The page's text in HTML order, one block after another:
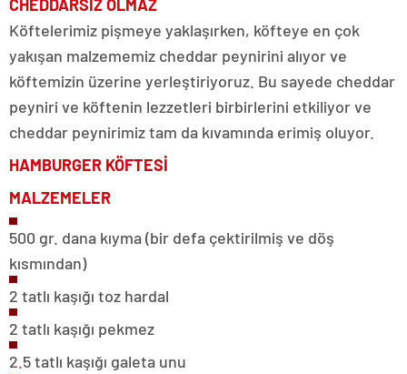
CHEDDARSIZ OLMAZ
Köftelerimiz pişmeye yaklaşırken, köfteye en çok
yakışan malzememiz cheddar peynirini alıyor ve
köftemizin üzerine yerleştiriyoruz. Bu sayede cheddar
peyniri ve köftenin lezzetleri birbirlerini etkiliyor ve
cheddar peynirimiz tam da kıvamında erimiş oluyor.
HAMBURGER KÖFTESİ
MALZEMELER
500 gr. dana kıyma (bir defa çektirilmiş ve döş
kısmından)
2 tatlı kaşığı toz hardal
2 tatlı kaşığı pekmez
2.5 tatlı kaşığı galeta unu